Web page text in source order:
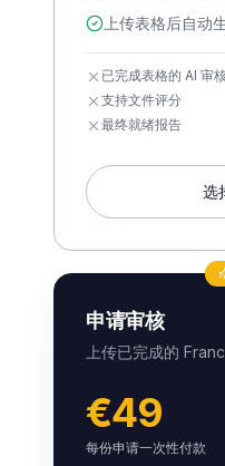
上传表格后自动
已完成表格的 AI 审
支持文件评分
最终就绪报告
选
申请审核
上传已完成的
€49
每份申请一次性付款